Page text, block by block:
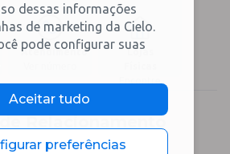
Atendimento
Lojas
Relacionamento
(todas as localidades)
dessas informações
de marketing da Cielo.
pode configurar suas
Aceitar tudo
preferências